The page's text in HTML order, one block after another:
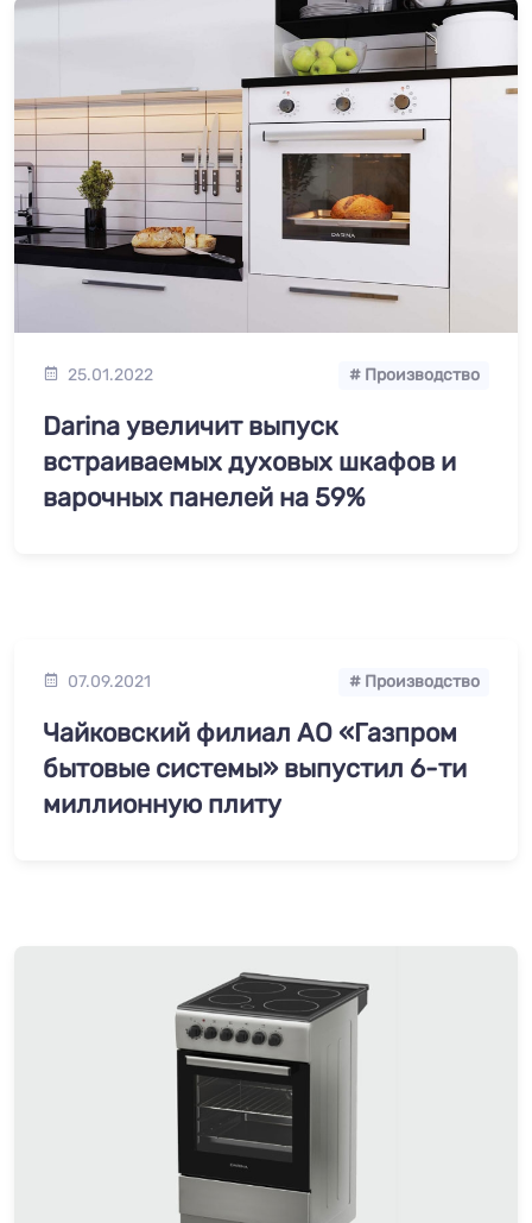
25.01.2022 # Производство
Darina увеличит выпуск
встраиваемых духовых шкафов и
варочных панелей на 59%
07.09.2021 # Производство
Чайковский филиал АО «Газпром
бытовые системы» выпустил 6-ти
миллионную плиту